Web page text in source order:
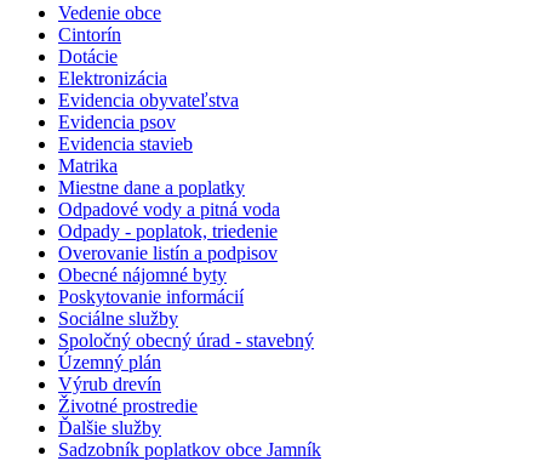
Vedenie obce
Cintorín
Dotácie
Elektronizácia
Evidencia obyvateľstva
Evidencia psov
Evidencia stavieb
Matrika
Miestne dane a poplatky
Odpadové vody a pitná voda
Odpady - poplatok, triedenie
Overovanie listín a podpisov
Obecné nájomné byty
Poskytovanie informácií
Sociálne služby
Spoločný obecný úrad - stavebný
Územný plán
Výrub drevín
Životné prostredie
Ďalšie služby
Sadzobník poplatkov obce Jamník